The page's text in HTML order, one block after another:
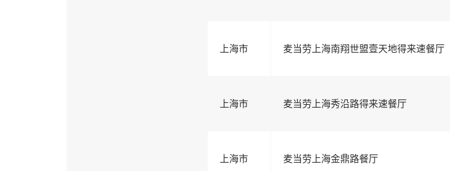
上海市 麦当劳上海南翔世盟壹天地得来速餐厅
上海市 麦当劳上海秀沿路得来速餐厅
上海市 麦当劳上海金鼎路餐厅